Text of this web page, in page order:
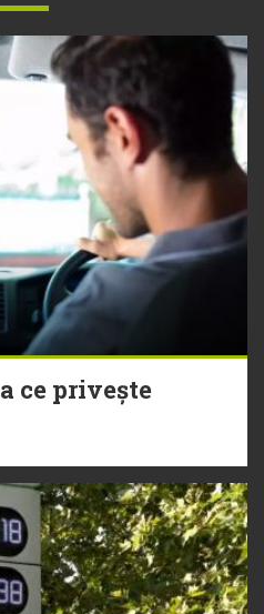
ce privește